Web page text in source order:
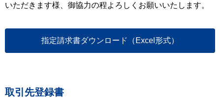
いただきます様、御協力の程よろしくお願いいたします。
指定請求書ダウンロード（Excel形式）
取引先登録書